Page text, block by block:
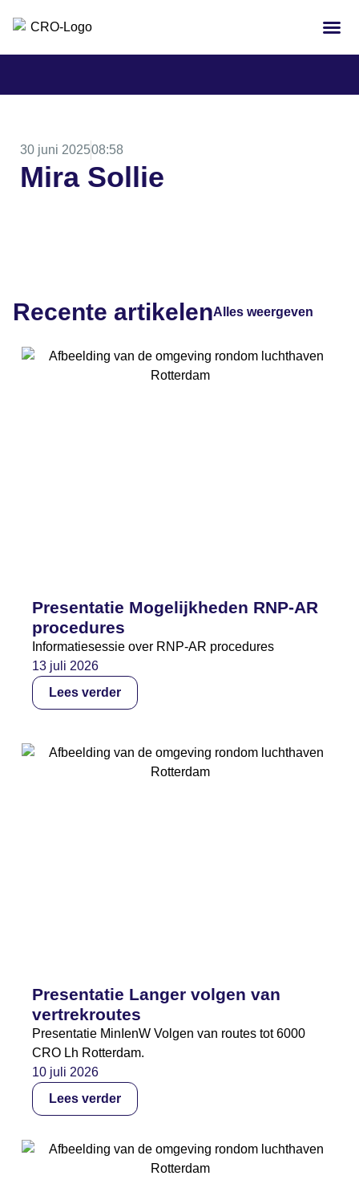
30 juni 202508:58
Mira Sollie
Recente artikelenAlles weergeven
Presentatie Mogelijkheden RNP-AR
procedures
Informatiesessie over RNP-AR procedures
13 juli 2026
Lees verder
Presentatie Langer volgen van
vertrekroutes
Presentatie MinIenW Volgen van routes tot 6000
CRO Lh Rotterdam.
10 juli 2026
Lees verder